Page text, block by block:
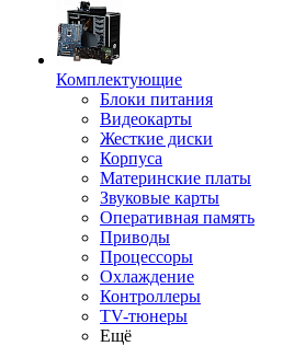
Комплектующие
Блоки питания
Видеокарты
Жесткие диски
Корпуса
Материнские платы
Звуковые карты
Оперативная память
Приводы
Процессоры
Охлаждение
Контроллеры
TV-тюнеры
Ещё